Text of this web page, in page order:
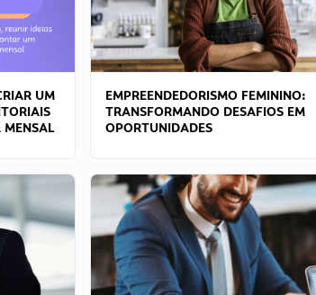
UM
MENSAL
EMPREENDEDORISMO FEMININO:
TRANSFORMANDO DESAFIOS EM
OPORTUNIDADES